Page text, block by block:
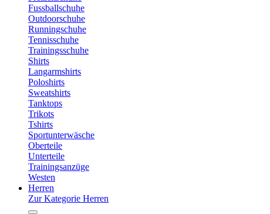
Fussballschuhe
Outdoorschuhe
Runningschuhe
Tennisschuhe
Trainingsschuhe
Shirts
Langarmshirts
Poloshirts
Sweatshirts
Tanktops
Trikots
Tshirts
Sportunterwäsche
Oberteile
Unterteile
Trainingsanzüge
Westen
Herren
Zur Kategorie Herren